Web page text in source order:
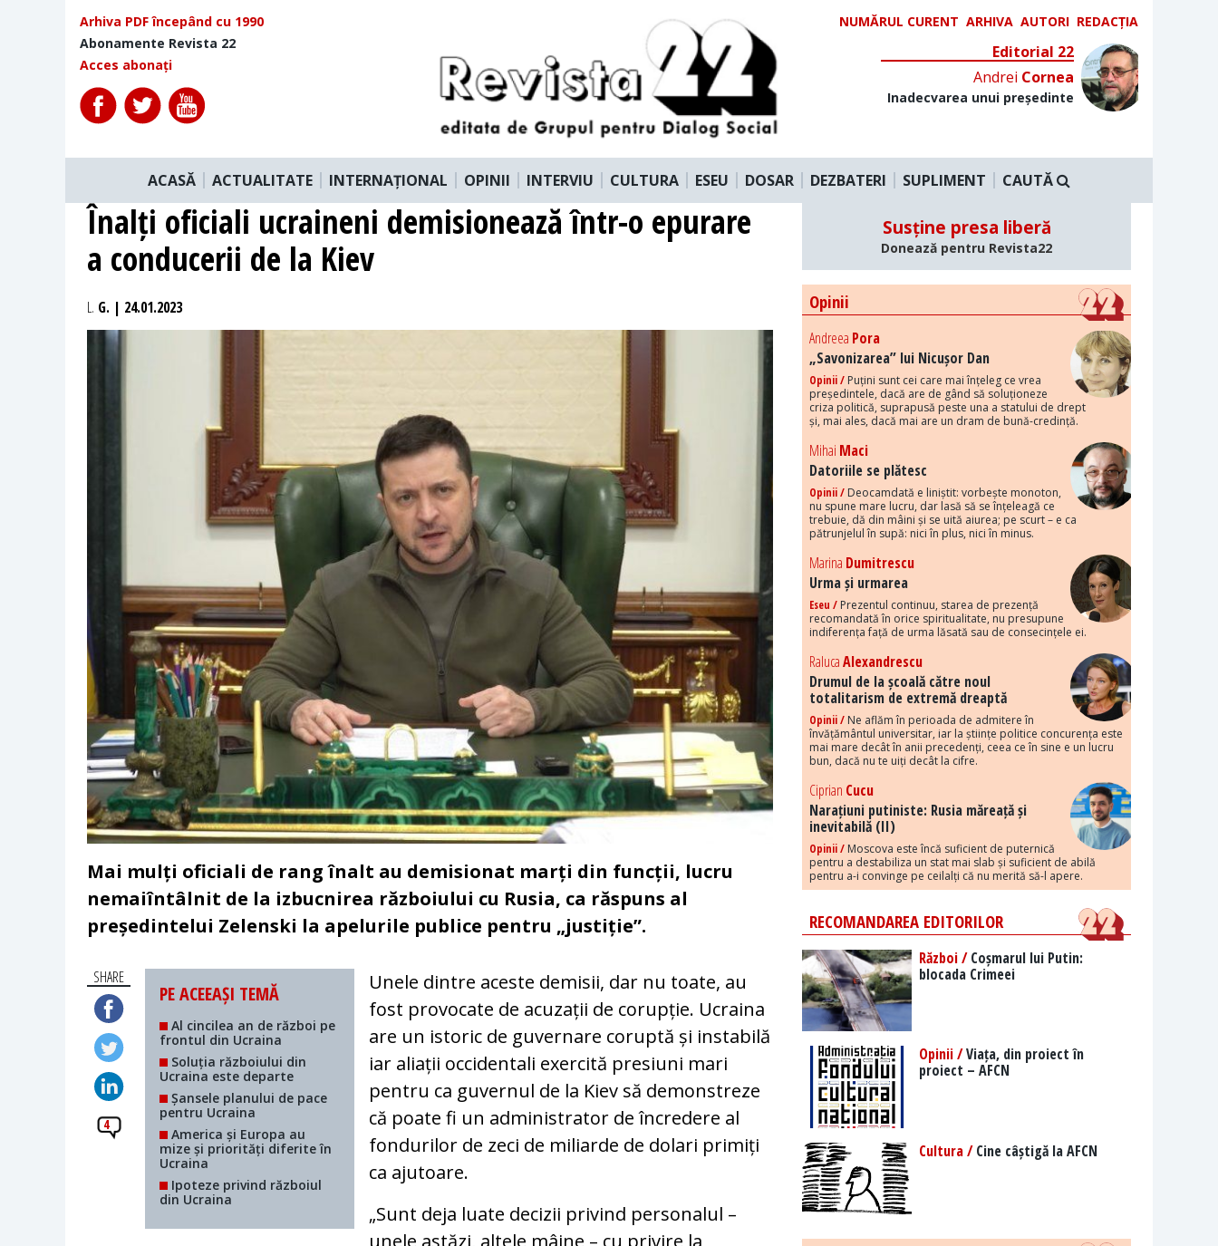
Arhiva PDF începând cu 1990
Abonamente Revista 22
Acces abonați
NUMĂRUL CURENT ARHIVA AUTORI REDACȚIA
Editorial 22
Andrei Cornea
Inadecvarea unui președinte
ACASĂ ACTUALITATE INTERNAȚIONAL OPINII INTERVIU CULTURA ESEU DOSAR DEZBATERI SUPLIMENT CAUTĂ
Înalți oficiali ucraineni demisionează într-o epurare
a conducerii de la Kiev
L. G. | 24.01.2023
Mai mulți oficiali de rang înalt au demisionat marți din funcții, lucru
nemaiîntâlnit de la izbucnirea războiului cu Rusia, ca răspuns al
președintelui Zelenski la apelurile publice pentru „justiție”.
SHARE
4
PE ACEEAȘI TEMĂ
Al cincilea an de război pe
frontul din Ucraina
Soluția războiului din
Ucraina este departe
Șansele planului de pace
pentru Ucraina
America și Europa au
mize și priorități diferite în
Ucraina
Ipoteze privind războiul
din Ucraina
Unele dintre aceste demisii, dar nu toate, au
fost provocate de acuzații de corupție. Ucraina
are un istoric de guvernare coruptă și instabilă
iar aliații occidentali exercită presiuni mari
pentru ca guvernul de la Kiev să demonstreze
că poate fi un administrator de încredere al
fondurilor de zeci de miliarde de dolari primiți
ca ajutoare.
„Sunt deja luate decizii privind personalul –
Susține presa liberă
Donează pentru Revista22
Opinii
Andreea Pora
„Savonizarea” lui Nicușor Dan
Opinii / Puțini sunt cei care mai înțeleg ce vrea
președintele, dacă are de gând să soluționeze
criza politică, suprapusă peste una a statului de drept
și, mai ales, dacă mai are un dram de bună-credință.
Mihai Maci
Datoriile se plătesc
Opinii / Deocamdată e liniștit: vorbește monoton,
nu spune mare lucru, dar lasă să se înțeleagă ce
trebuie, dă din mâini și se uită aiurea; pe scurt – e ca
pătrunjelul în supă: nici în plus, nici în minus.
Marina Dumitrescu
Urma și urmarea
Eseu / Prezentul continuu, starea de prezență
recomandată în orice spiritualitate, nu presupune
indiferența față de urma lăsată sau de consecințele ei.
RalucaAlexandrescu
Drumul de la școală către noul
totalitarism de extremă dreaptă
Opinii / Ne aflăm în perioada de admitere în
învățământul universitar, iar la științe politice concurența este
mai mare decât în anii precedenți, ceea ce în sine e un lucru
bun, dacă nu te uiți decât la cifre.
Ciprian Cucu
Narațiuni putiniste: Rusia măreață și
inevitabilă (II)
Opinii / Moscova este încă suficient de puternică
pentru a destabiliza un stat mai slab și suficient de abilă
pentru a-i convinge pe ceilalți că nu merită să-l apere.
RECOMANDAREA EDITORILOR
Război /Coșmarul lui Putin:
blocada Crimeei
Opinii /Viața, din proiect în
proiect – AFCN
Cultura /Cine câștigă la AFCN